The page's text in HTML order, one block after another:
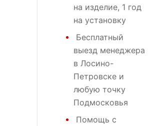
на изделие, 1 год
на установку
Бесплатный
выезд менеджера
в Лосино-
Петровске и
любую точку
Подмосковья
Помощь с